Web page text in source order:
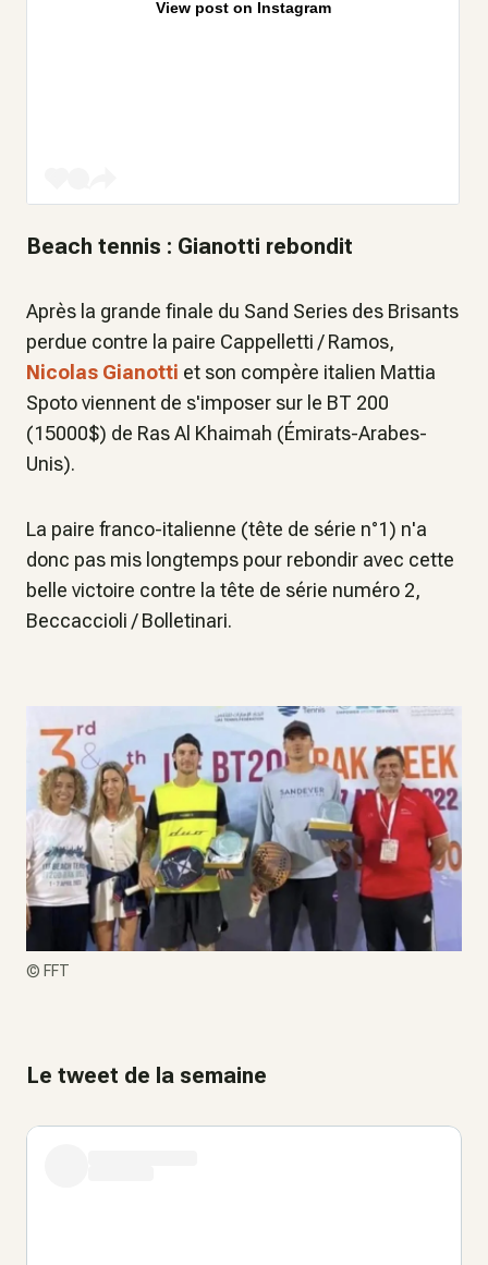
View post on Instagram
Beach tennis : Gianotti rebondit
Après la grande finale du Sand Series des Brisants
perdue contre la paire Cappelletti / Ramos,
Nicolas Gianotti et son compère italien Mattia
Spoto viennent de s'imposer sur le BT 200
(15000$) de Ras Al Khaimah (Émirats-Arabes-
Unis).
La paire franco-italienne (tête de série n°1) n'a
donc pas mis longtemps pour rebondir avec cette
belle victoire contre la tête de série numéro 2,
Beccaccioli / Bolletinari.
© FFT
Le tweet de la semaine